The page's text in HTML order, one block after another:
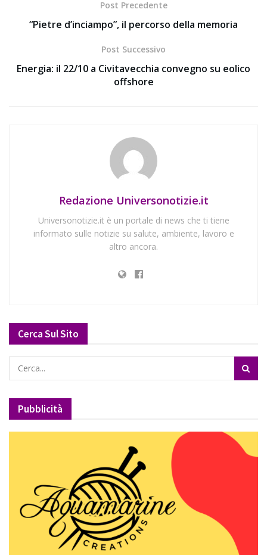
Post Precedente
“Pietre d’inciampo”, il percorso della memoria
Post Successivo
Energia: il 22/10 a Civitavecchia convegno su eolico
offshore
Redazione Universonotizie.it
Universonotizie.it è un portale di news che ti tiene
informato sulle notizie su salute, ambiente, lavoro e
altro ancora.
Cerca Sul Sito
Pubblicità